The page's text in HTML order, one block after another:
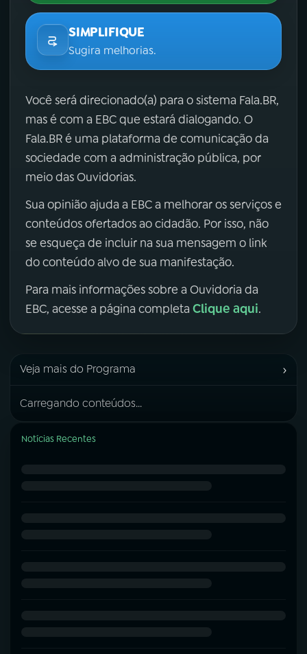
SIMPLIFIQUE
Sugira melhorias.
Você será direcionado(a) para o sistema Fala.BR,
mas é com a EBC que estará dialogando. O
Fala.BR é uma plataforma de comunicação da
sociedade com a administração pública, por
meio das Ouvidorias.
Sua opinião ajuda a EBC a melhorar os serviços e
conteúdos ofertados ao cidadão. Por isso, não
se esqueça de incluir na sua mensagem o link
do conteúdo alvo de sua manifestação.
Para mais informações sobre a Ouvidoria da
EBC, acesse a página completa Clique aqui.
Veja mais do Programa ›
Carregando conteúdos...
Notícias Recentes